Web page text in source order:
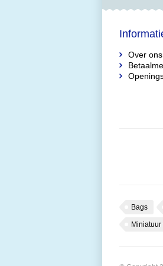
Over ons
Bags
Miniatuur